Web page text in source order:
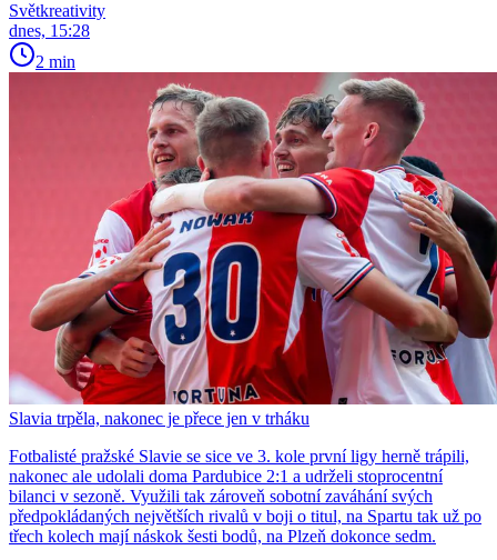
Světkreativity
dnes, 15:28
2 min
Slavia trpěla, nakonec je přece jen v trháku
Fotbalisté pražské Slavie se sice ve 3. kole první ligy herně trápili,
nakonec ale udolali doma Pardubice 2:1 a udrželi stoprocentní
bilanci v sezoně. Využili tak zároveň sobotní zaváhání svých
předpokládaných největších rivalů v boji o titul, na Spartu tak už po
třech kolech mají náskok šesti bodů, na Plzeň dokonce sedm.